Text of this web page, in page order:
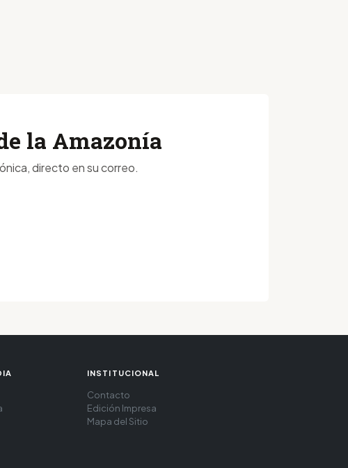
la Amazonía
directo en su correo.
INSTITUCIONAL
Contacto
Edición Impresa
Mapa del Sitio